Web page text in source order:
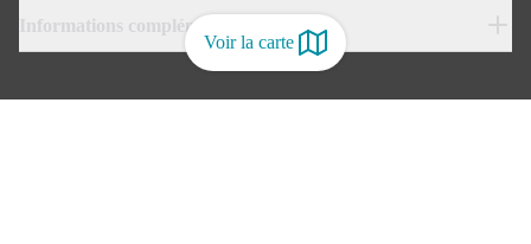
Voir la carte
Informations complémentaires